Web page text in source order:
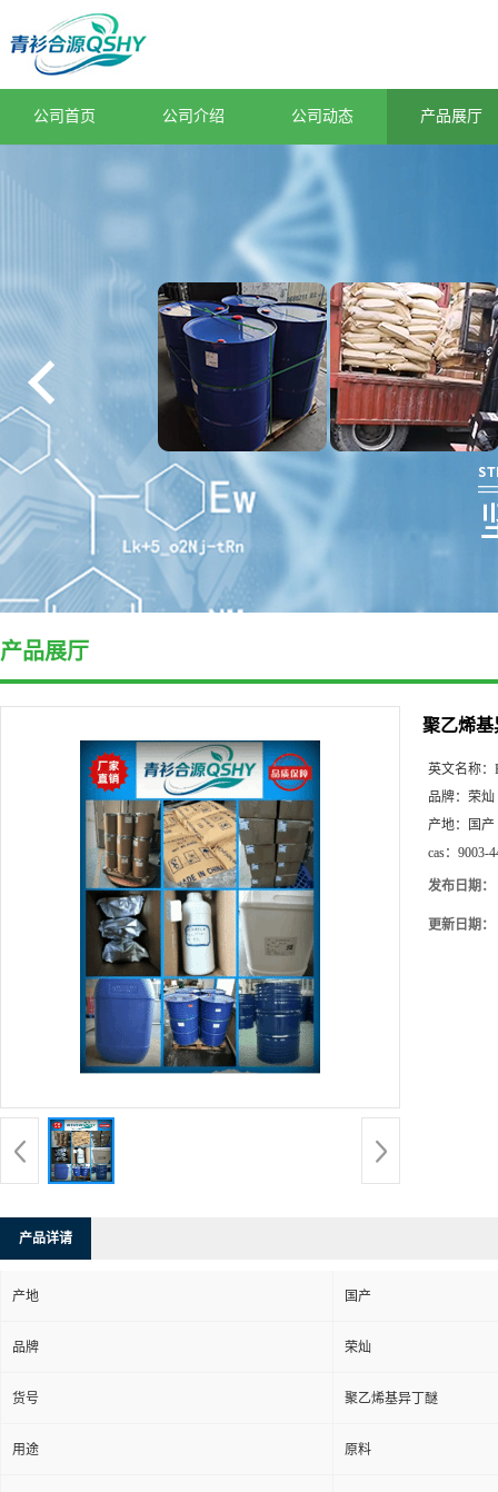
公司首页 公司介绍 公司动态 产品展厅
产品展厅
聚乙烯基
英文名称：
品牌： 荣灿
产地：
国产
cas： 9003-
发布日期：
更新日期：
产品详请
产地 国产
品牌 荣灿
货号 聚乙烯基异丁醚
用途 原料